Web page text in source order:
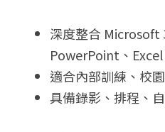
深度整合 Microsoft
PowerPoint、Excel
適合內部訓練、校
具備錄影、排程、